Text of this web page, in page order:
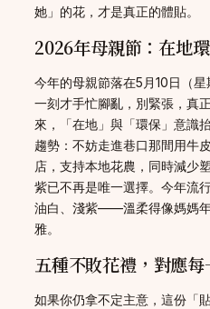
她」的花，才是真正的體貼。
2026年母親節：在地
今年的母親節落在5月10日（
一刻才手忙腳亂，別緊張，真
來，「在地」與「環保」意識
趨勢：不妨走進巷口那間用牛
店，支持本地花農，同時減少
紫已不再是唯一選擇。今年
油白、淺紫——溫柔得像媽媽
雅。
五種不敗花禮，對應
如果你仍拿不定主意，這份「